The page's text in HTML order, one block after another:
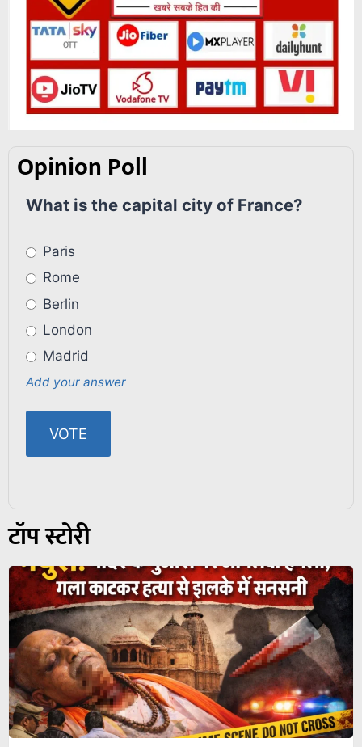
Opinion Poll
What is the capital city of France?
Paris
Rome
Berlin
London
Madrid
Add your answer
टॉप स्टोरी